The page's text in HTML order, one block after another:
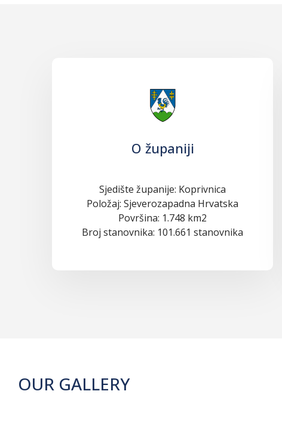
O županiji
Sjedište županije: Koprivnica
Položaj: Sjeverozapadna Hrvatska
Površina: 1.748 km2
Broj stanovnika: 101.661 stanovnika
OUR GALLERY